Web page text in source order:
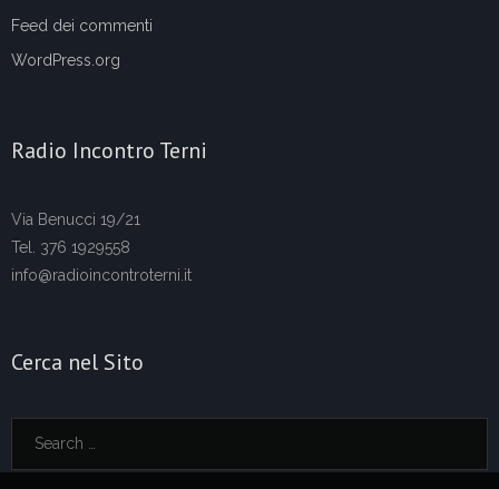
Feed dei commenti
WordPress.org
Radio Incontro Terni
Via Benucci 19/21
Tel. 376 1929558
info@radioincontroterni.it
Cerca nel Sito